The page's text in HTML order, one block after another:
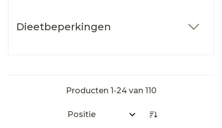
Dieetbeperkingen
Producten 1-24van 110
Sorteer op: